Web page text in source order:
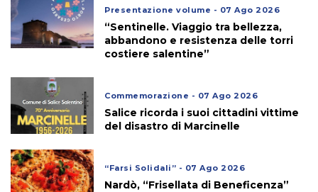
Presentazione volume - 07 Ago 2026
“Sentinelle. Viaggio tra bellezza,
abbandono e resistenza delle torri
costiere salentine”
Commemorazione - 07 Ago 2026
Salice ricorda i suoi cittadini vittime
del disastro di Marcinelle
“Farsi Solidali” - 07 Ago 2026
Nardò, “Frisellata di Beneficenza”